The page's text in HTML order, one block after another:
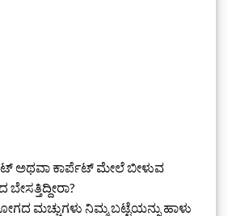
ಅಥವಾ ಕಾರ್ಪೆಟ್ ಮೇಲೆ ಬೀಳುವ
ಮಚ್ಚುಗಳು ನಿಮ್ಮ ಬಟ್ಟೆಯನ್ನು ಹಾಳು